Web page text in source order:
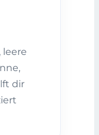
leere
dir